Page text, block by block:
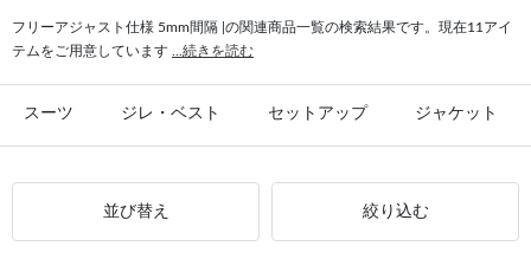
フリーアジャスト仕様 5mm間隔 |の関連商品一覧の検索結果です。現在11アイ
テムをご用意しています
...続きを読む
スーツ ジレ・ベスト セットアップ ジャケット
並び替え 絞り込む